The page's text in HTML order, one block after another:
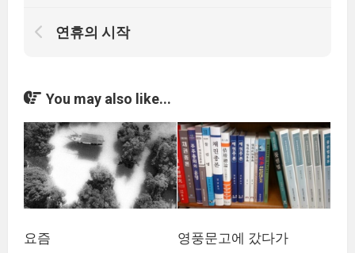
연휴의 시작
You may also like...
요즘 영풍문고에 갔다가